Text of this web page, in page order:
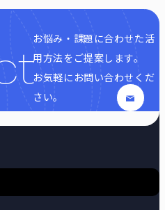
お悩み・課題に合わせた活
用方法をご提案します。
お気軽にお問い合わせくだ
さい。